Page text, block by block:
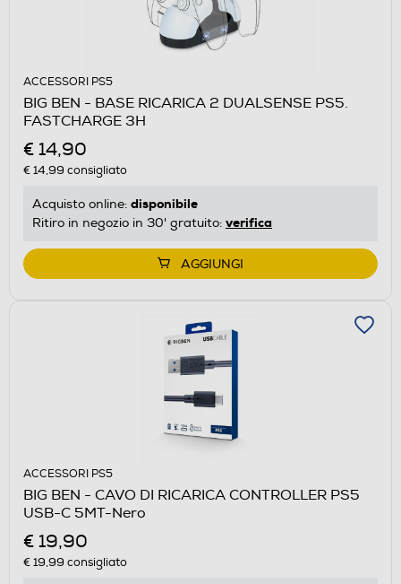
ACCESSORI PS5
BIG BEN - BASE RICARICA 2 DUALSENSE PS5.
FASTCHARGE 3H
€ 14,90
€ 14,99 consigliato
Acquisto online: disponibile
Ritiro in negozio in 30' gratuito: verifica
AGGIUNGI
ACCESSORI PS5
BIG BEN - CAVO DI RICARICA CONTROLLER PS5
USB-C 5MT-Nero
€ 19,90
€ 19,99 consigliato